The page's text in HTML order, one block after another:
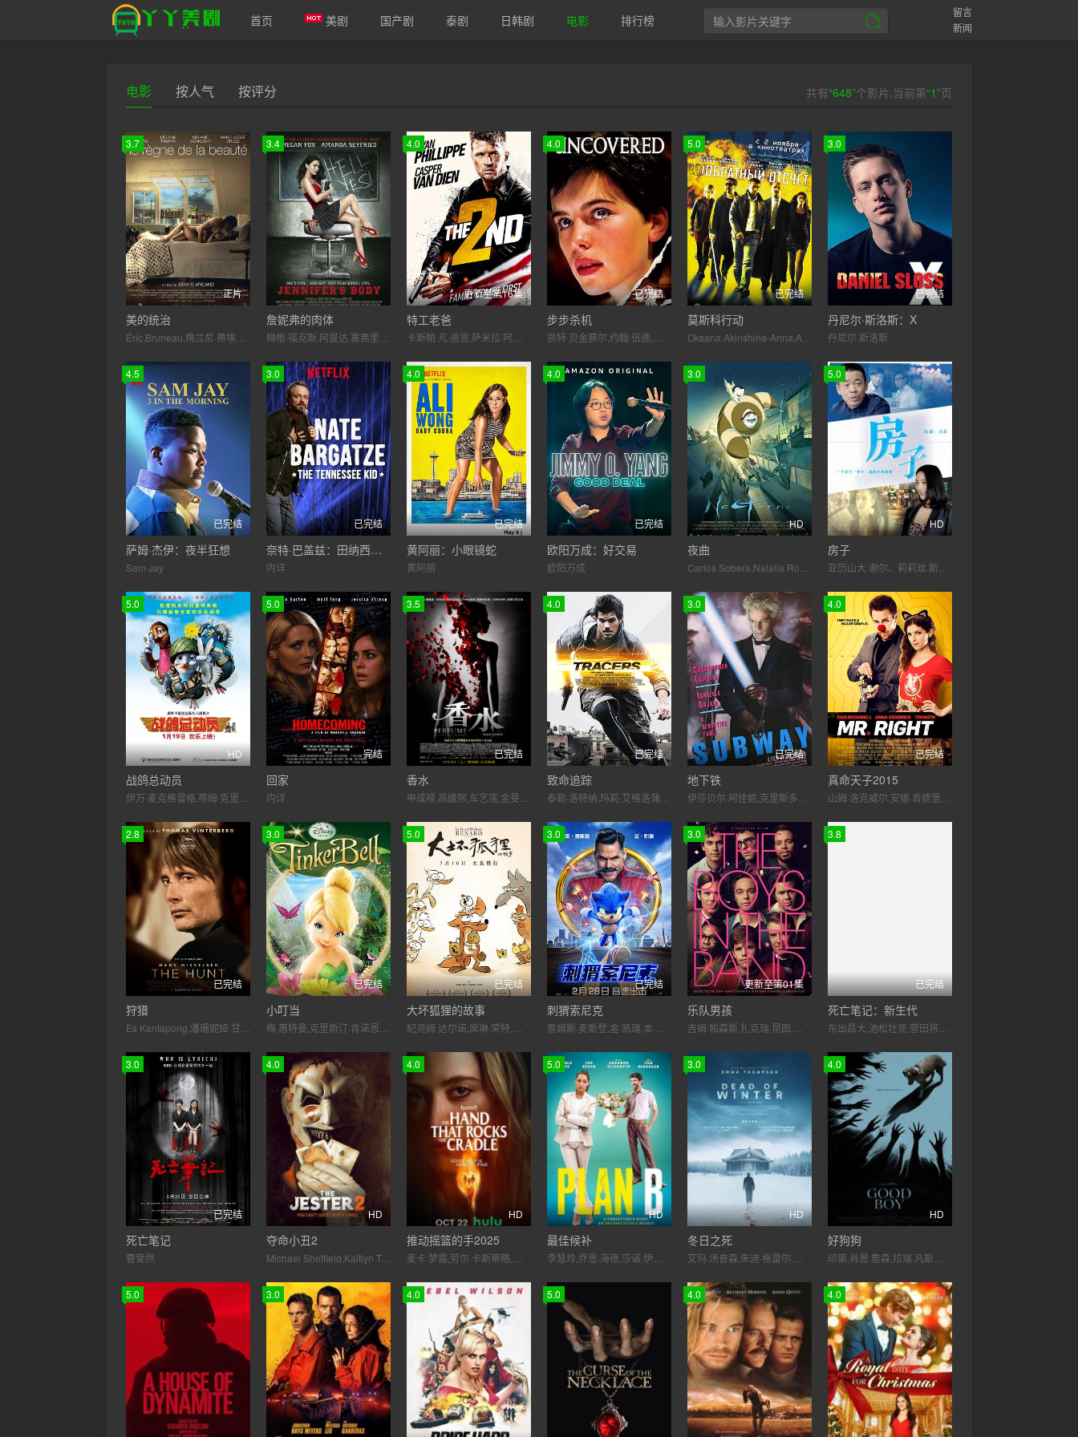
爱美剧
首页 美剧 国产剧 泰剧 日韩剧 电影 排行榜
留言
新闻
共有“648”个影片,当前第“1”页
电影 按人气 按评分
3.7
正片
美的统治
3.4
詹妮弗的肉体
4.0
更新至第16集
特工老爸
4.0
已完结
步步杀机
5.0
已完结
莫斯科行动
3.0
已完结
丹尼尔·斯洛斯：X
丹尼尔·斯洛斯
4.5
已完结
萨姆·杰伊：夜半狂想
Sam Jay
3.0
已完结
奈特·巴盖兹：田纳西小子
内详
4.0
已完结
黄阿丽：小眼镜蛇
黄阿丽
4.0
已完结
欧阳万成：好交易
欧阳万成
3.0
HD
夜曲
5.0
HD
房子
5.0
HD
战鸽总动员
5.0
完结
回家
内详
3.5
已完结
香水
4.0
已完结
致命追踪
3.0
已完结
地下铁
4.0
已完结
真命天子2015
2.8
已完结
狩猎
3.0
已完结
小叮当
5.0
已完结
大坏狐狸的故事
3.0
已完结
刺猬索尼克
3.0
更新至第01集
乐队男孩
3.8
已完结
死亡笔记：新生代
3.0
已完结
死亡笔记
曹斐然
4.0
HD
夺命小丑2
Michael Sheffield,Kaitlyn Trentham,Hassen Kacem,Jessica Ambuehl,Dingani Beza
4.0
HD
推动摇篮的手2025
5.0
HD
最佳候补
3.0
HD
冬日之死
4.0
HD
好狗狗
5.0 3.0 4.0 5.0 4.0 4.0